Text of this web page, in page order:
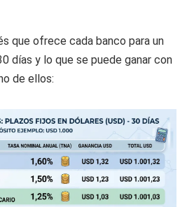
que ofrece cada banco para un
días y lo que se puede ganar con
de ellos: